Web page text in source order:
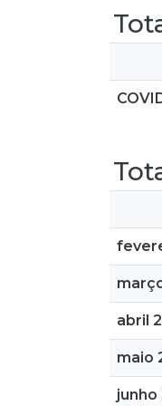
abril
maio
junho